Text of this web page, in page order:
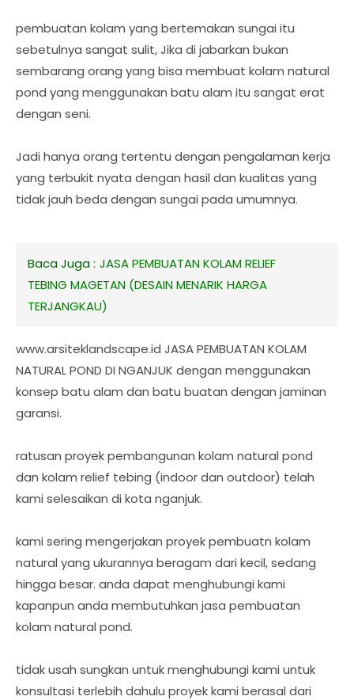
pembuatan kolam yang bertemakan sungai itu
sebetulnya sangat sulit, Jika di jabarkan bukan
sembarang orang yang bisa membuat kolam natural
pond yang menggunakan batu alam itu sangat erat
dengan seni.
Jadi hanya orang tertentu dengan pengalaman kerja
yang terbukit nyata dengan hasil dan kualitas yang
tidak jauh beda dengan sungai pada umumnya.
Baca Juga : JASA PEMBUATAN KOLAM RELIEF
TEBING MAGETAN (DESAIN MENARIK HARGA
TERJANGKAU)
www.arsiteklandscape.id JASA PEMBUATAN KOLAM
NATURAL POND DI NGANJUK dengan menggunakan
konsep batu alam dan batu buatan dengan jaminan
garansi.
ratusan proyek pembangunan kolam natural pond
dan kolam relief tebing (indoor dan outdoor) telah
kami selesaikan di kota nganjuk.
kami sering mengerjakan proyek pembuatn kolam
natural yang ukurannya beragam dari kecil, sedang
hingga besar. anda dapat menghubungi kami
kapanpun anda membutuhkan jasa pembuatan
kolam natural pond.
tidak usah sungkan untuk menghubungi kami untuk
konsultasi terlebih dahulu proyek kami berasal dari